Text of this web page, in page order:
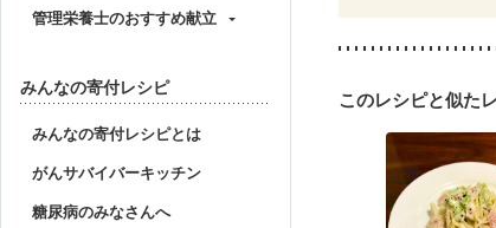
管理栄養士のおすすめ献立
みんなの寄付レシピ
みんなの寄付レシピとは
がんサバイバーキッチン
糖尿病のみなさんへ
このレシピと似た